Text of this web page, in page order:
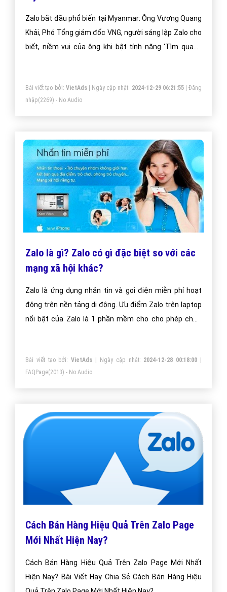
Zalo bắt đầu phổ biến tại Myanmar: Ông Vương Quang
Khải, Phó Tổng giám đốc VNG, người sáng lập Zalo cho
biết, niềm vui của ông khi bật tính năng 'Tìm quanh
Phó tổng giám đốc VNG, người sáng lập Zalo, tuyên bố
dịch vụ nhắn tin tức thời này có 2 triệu người dùng tại
đây.
Bài viết tạo bởi: VietAds| Ngày cập nhật: 2024-12-29 06:21:55|Đăng
nhập(2269) - No Audio
Zalo là gì? Zalo có gì đặc biệt so với các
mạng xã hội khác?
Zalo là ứng dụng nhắn tin và gọi điện miễn phí hoạt
động trên nền tảng di động. Ưu điểm Zalo trên laptop
nổi bật của Zalo là 1 phần mềm cho cho phép chát,
trẻ. Lần đầu tiên, người Việt đã phát triển được 1
mạng xã hội có người dùng rộng rãi, phổ biến. Nó là
phần mềm tìm kiếm tình yêu hữu hiệu nhất.
Bài viết tạo bởi:VietAds | Ngày cập nhật: 2024-12-28 00:18:00
FAQPage(2013) - No Audio
Cách Bán Hàng Hiệu Quả Trên Zalo Page
Mới Nhất Hiện Nay?
Cách Bán Hàng Hiệu Quả Trên Zalo Page Mới Nhất
Hiện Nay? Bài Viết Hay Chia Sẻ Cách Bán Hàng Hiệu